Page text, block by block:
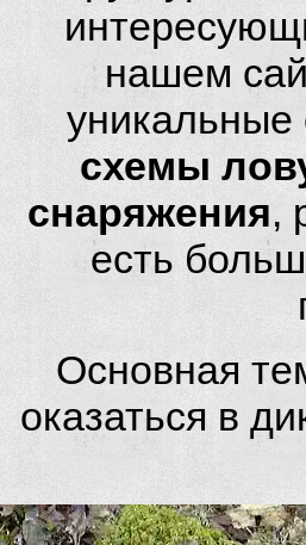
нашем
уникальные
схемы
снаряжения,
есть
Основная
оказаться в